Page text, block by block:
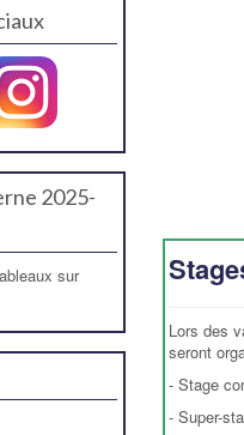
2025-
sur
Lors des
seront
- Stage
- Super-